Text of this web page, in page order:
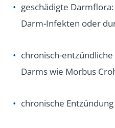
geschädigte
Darm-Infekten oder
chronisch-entzündliche
Darms wie Morbus
chronische